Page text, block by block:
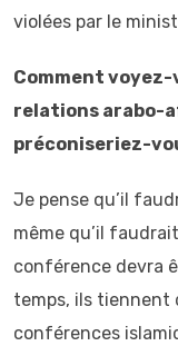
violées par le
Comment voyez-
relations arabo-
préconiseriez-
Je pense qu’il
même qu’il
conférence devra
temps, ils tiennent
conférences